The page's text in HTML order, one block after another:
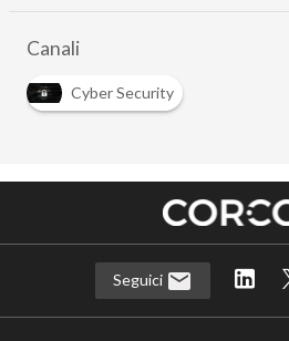
Canali
Cyber Security
Seguici